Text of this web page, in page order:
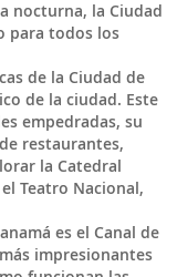
nocturna, la Ciudad
para todos los
de la Ciudad de
de la ciudad. Este
empedradas, su
restaurantes,
la Catedral
Teatro Nacional,
es el Canal de
impresionantes